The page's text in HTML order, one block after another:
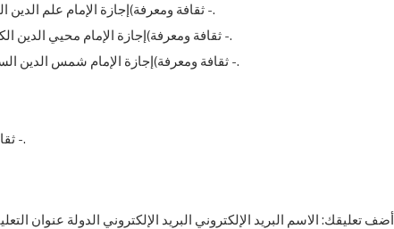
ثقافة ومعرفة)إجازة الإمام علم الدين البلقيني لتلميذه العلامة جلال الدين السيوطي(مقالة -.
ثقافة ومعرفة)إجازة الإمام محيي الدين الكافيجي لتلميذه العلامة جلال الدين السيوطي(مقالة -.
ثقافة ومعرفة)إجازة الإمام شمس الدين السيرامي لتلميذه العلامة جلال الدين السيوطي(مقالة -.
ثقافة ومعرفة)من تراجم الشعراء: صلاح الدين الصفدي -.
أضف تعليقك: الاسم البريد الإلكتروني البريد الإلكتروني الدولة عنوان